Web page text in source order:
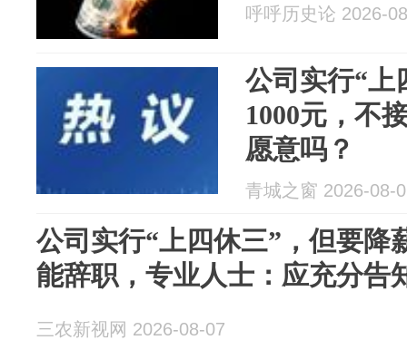
呼呼历史论 2026-
公司实行“上
1000元，不
愿意吗？
青城之窗 2026-08-
公司实行“上四休三”，但要降
能辞职，专业人士：应充分告
三农新视网 2026-08-07